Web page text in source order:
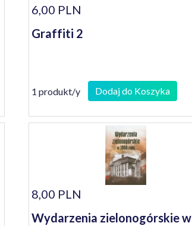
6,00 PLN
Graffiti 2
1 produkt/y Dodaj do Koszyka
8,00 PLN
Wydarzenia zielonogórskie w